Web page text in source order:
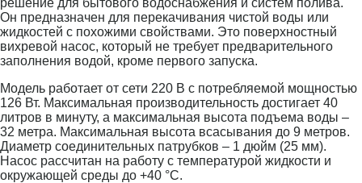
Он предназначен для перекачивания чистой воды или
жидкостей с похожими свойствами. Это поверхностный
вихревой насос, который не требует предварительного
заполнения водой, кроме первого запуска.
Модель работает от сети 220 В с потребляемой мощностью
126 Вт. Максимальная производительность достигает 40
литров в минуту, а максимальная высота подъема воды –
32 метра. Максимальная высота всасывания до 9 метров.
Диаметр соединительных патрубков – 1 дюйм (25 мм).
Насос рассчитан на работу с температурой жидкости и
окружающей среды до +40 °C.